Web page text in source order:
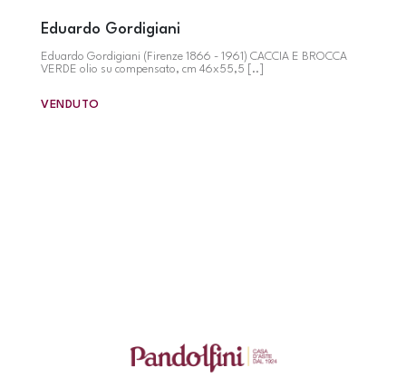
Eduardo Gordigiani
Eduardo Gordigiani (Firenze 1866 - 1961) CACCIA E BROCCA
VERDE olio su compensato, cm 46x55,5 [..]
VENDUTO